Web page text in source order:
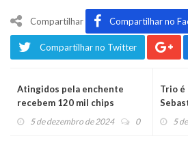
Compartilhar Compartilhar no
Compartilhar no Twitter
Atingidos pela enchente
recebem 120 mil chips
5 de dezembro de 2024 0
Trio é
de 5